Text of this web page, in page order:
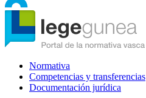
Normativa
Competencias y transferencias
Documentación jurídica